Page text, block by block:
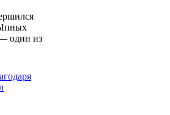
один из